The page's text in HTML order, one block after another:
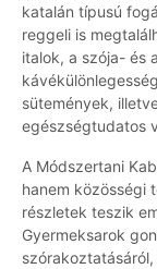
katalán típusú
reggeli is
italok, a szója- és
sütemények,
egészségtudatos
A Módszertani
hanem közösségi
részletek teszik
Gyermeksarok